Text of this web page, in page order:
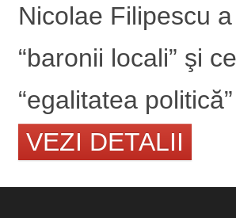
Nicolae Filipescu
“baronii locali” şi
“egalitatea
VEZI DETALII